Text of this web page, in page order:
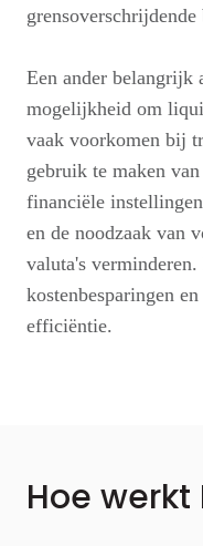
grensoverschrijdende
Een ander belangrijk
mogelijkheid om
vaak voorkomen bij
gebruik te maken
financiële
en de noodzaak van
valuta's
kostenbesparingen
efficiëntie.
Hoe werkt